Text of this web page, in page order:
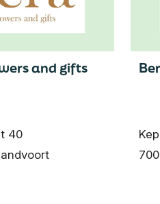
and gifts
40